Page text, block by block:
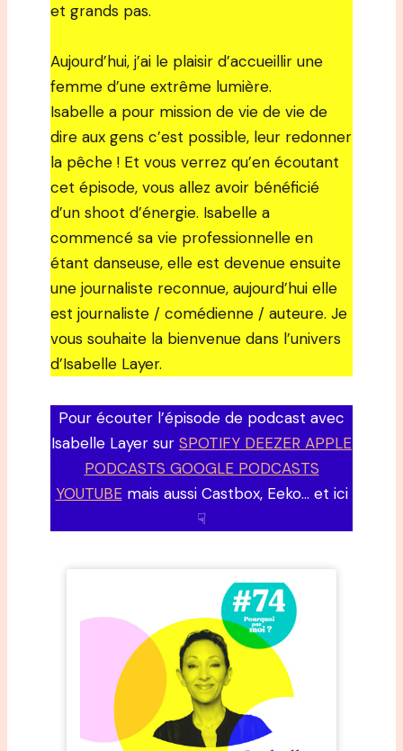
et grands pas.
Aujourd’hui, j’ai le plaisir d’accueillir une
femme d’une extrême lumière.
Isabelle a pour mission de vie de vie de
dire aux gens c’est possible, leur redonner
la pêche ! Et vous verrez qu’en écoutant
cet épisode, vous allez avoir bénéficié
d’un shoot d’énergie. Isabelle a
commencé sa vie professionnelle en
étant danseuse, elle est devenue ensuite
une journaliste reconnue, aujourd’hui elle
est journaliste / comédienne / auteure. Je
vous souhaite la bienvenue dans l’univers
d’Isabelle Layer.
Pour écouter l’épisode de podcast avec
Isabelle Layer sur SPOTIFY DEEZER APPLE
PODCASTS GOOGLE PODCASTS
YOUTUBE mais aussi Castbox, Eeko… et ici
☟